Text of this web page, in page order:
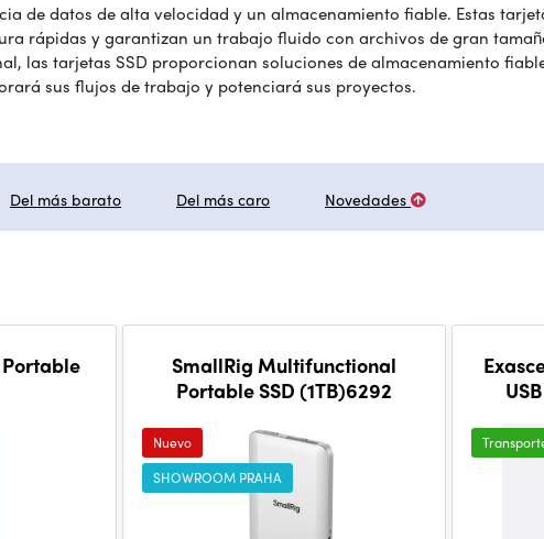
de datos de alta velocidad y un almacenamiento fiable. Estas
rápidas y garantizan un trabajo fluido con archivos de gran
las tarjetas SSD proporcionan soluciones de almacenamiento
sus flujos de trabajo y potenciará sus proyectos.
Del más barato Del más caro Novedades
SmallRig Multifunctional
Portable SSD (1TB)6292
Nuevo
SHOWROOM PRAHA